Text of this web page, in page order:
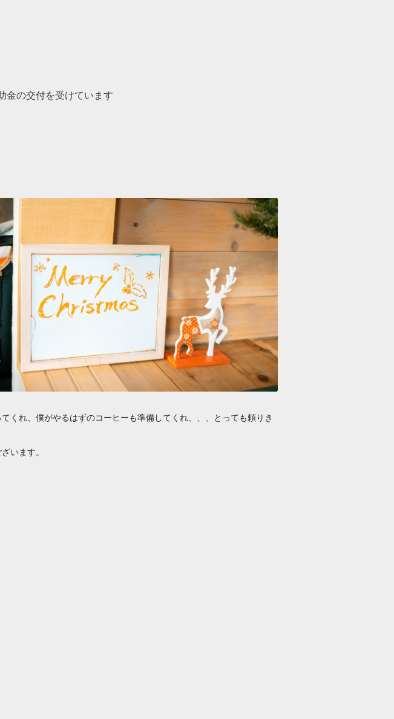
金の交付を受けています
くれ、僕がやるはずのコーヒーも準備してくれ、、、とっても頼りき
います。